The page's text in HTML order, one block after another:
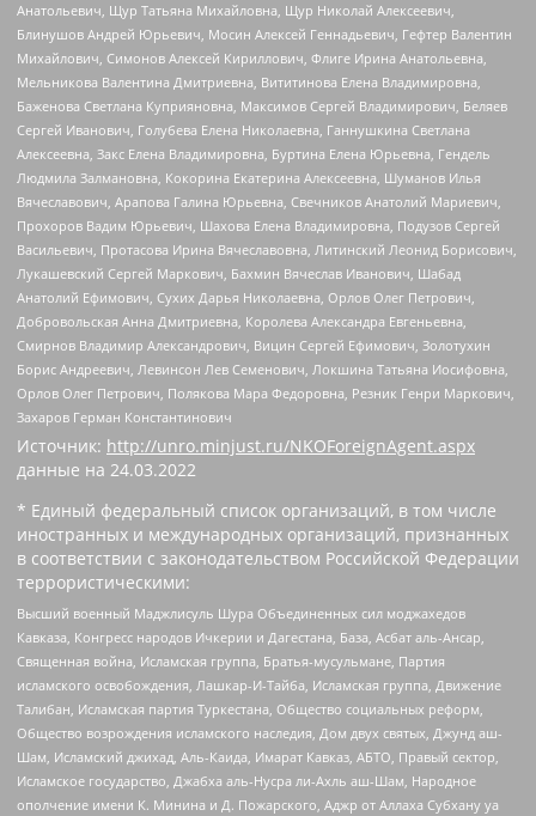
Анатольевич, Щур Татьяна Михайловна, Щур Николай Алексеевич,
Блинушов Андрей Юрьевич, Мосин Алексей Геннадьевич, Гефтер Валентин
Михайлович, Симонов Алексей Кириллович, Флиге Ирина Анатольевна,
Мельникова Валентина Дмитриевна, Вититинова Елена Владимировна,
Баженова Светлана Куприяновна, Максимов Сергей Владимирович, Беляев
Сергей Иванович, Голубева Елена Николаевна, Ганнушкина Светлана
Алексеевна, Закс Елена Владимировна, Буртина Елена Юрьевна, Гендель
Людмила Залмановна, Кокорина Екатерина Алексеевна, Шуманов Илья
Вячеславович, Арапова Галина Юрьевна, Свечников Анатолий Мариевич,
Прохоров Вадим Юрьевич, Шахова Елена Владимировна, Подузов Сергей
Васильевич, Протасова Ирина Вячеславовна, Литинский Леонид Борисович,
Лукашевский Сергей Маркович, Бахмин Вячеслав Иванович, Шабад
Анатолий Ефимович, Сухих Дарья Николаевна, Орлов Олег Петрович,
Добровольская Анна Дмитриевна, Королева Александра Евгеньевна,
Смирнов Владимир Александрович, Вицин Сергей Ефимович, Золотухин
Борис Андреевич, Левинсон Лев Семенович, Локшина Татьяна Иосифовна,
Орлов Олег Петрович, Полякова Мара Федоровна, Резник Генри Маркович,
Захаров Герман Константинович
Источник: http://unro.minjust.ru/NKOForeignAgent.aspx
данные на 24.03.2022
* Единый федеральный список организаций, в том числе
иностранных и международных организаций, признанных
в соответствии с законодательством Российской Федерации
террористическими:
Высший военный Маджлисуль Шура Объединенных сил моджахедов
Кавказа, Конгресс народов Ичкерии и Дагестана, База, Асбат аль-Ансар,
Священная война, Исламская группа, Братья-мусульмане, Партия
исламского освобождения, Лашкар-И-Тайба, Исламская группа, Движение
Талибан, Исламская партия Туркестана, Общество социальных реформ,
Общество возрождения исламского наследия, Дом двух святых, Джунд аш-
Шам, Исламский джихад, Аль-Каида, Имарат Кавказ, АБТО, Правый сектор,
Исламское государство, Джабха аль-Нусра ли-Ахль аш-Шам, Народное
ополчение имени К. Минина и Д. Пожарского, Аджр от Аллаха Субхану уа